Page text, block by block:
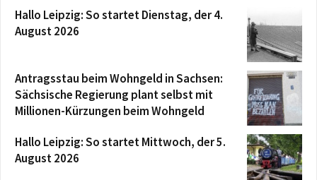
Hallo Leipzig: So startet Dienstag, der 4.
August 2026
Antragsstau beim Wohngeld in Sachsen:
Sächsische Regierung plant selbst mit
Millionen-Kürzungen beim Wohngeld
Hallo Leipzig: So startet Mittwoch, der 5.
August 2026